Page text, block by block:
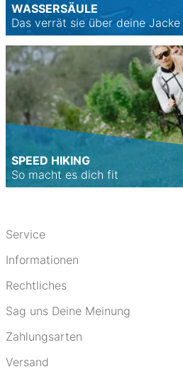
WASSERSÄULE
Das verrät sie über deine Jacke
SPEED HIKING
So macht es dich fit
Service
Informationen
Rechtliches
Sag uns Deine Meinung
Zahlungsarten
Versand